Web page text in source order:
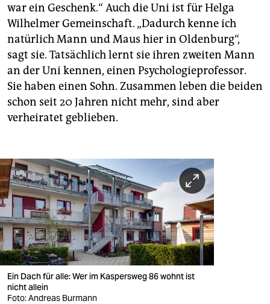
war ein Geschenk.“ Auch die Uni ist für Helga
Wilhelmer Gemeinschaft. „Dadurch kenne ich
natürlich Mann und Maus hier in Oldenburg“,
sagt sie. Tatsächlich lernt sie ihren zweiten Mann
an der Uni kennen, einen Psychologieprofessor.
Sie haben einen Sohn. Zusammen leben die beiden
schon seit 20 Jahren nicht mehr, sind aber
verheiratet geblieben.
Ein Dach für alle: Wer im Kaspersweg 86 wohnt ist
nicht allein
Foto: Andreas Burmann